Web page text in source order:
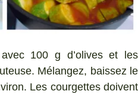
100 g d’olives et les
Mélangez, baissez le
Les courgettes doivent